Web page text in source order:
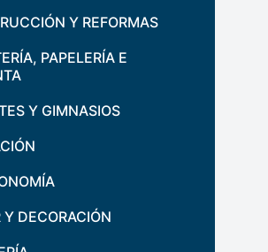
Y REFORMAS
PAPELERÍA E
Y GIMNASIOS
Y DECORACIÓN